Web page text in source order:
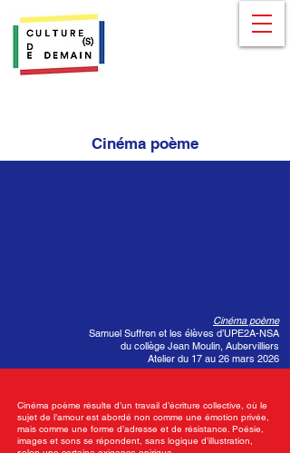
Cinéma poème
Cinéma poème
Samuel Suffren et les élèves d’UPE2A-NSA
du collège Jean Moulin, Aubervilliers
Atelier du 17 au 26 mars 2026
Cinéma poème résulte d’un travail d’écriture collective, où le
sujet de l’amour est abordé non comme une émotion privée,
mais comme une forme d’adresse et de résistance. Poésie,
images et sons se répondent, sans logique d’illustration,